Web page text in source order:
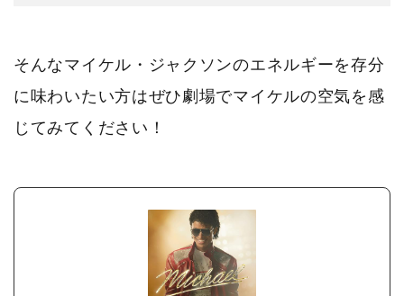
そんなマイケル・ジャクソンのエネルギーを存分
に味わいたい方はぜひ劇場でマイケルの空気を感
じてみてください！